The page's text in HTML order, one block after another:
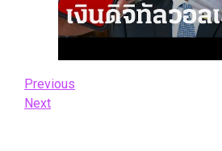
Post
navigation
Previous
Post
Previous
Next
Next